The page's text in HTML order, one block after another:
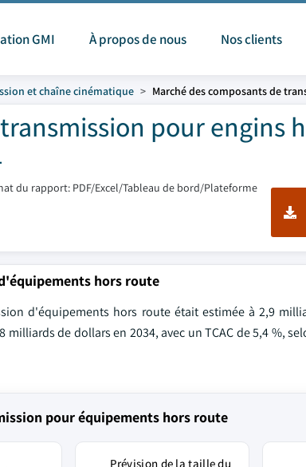
GMI À propos de nous Nos clients
et chaîne cinématique Marché des composants de
pour engins
du rapport: PDF/Excel/Tableau de bord/Plateforme
hors route
d'équipements hors route était estimée à 2,9
de dollars en 2034, avec un TCAC de 5,4 %,
pour équipements hors route
Prévision de la taille du